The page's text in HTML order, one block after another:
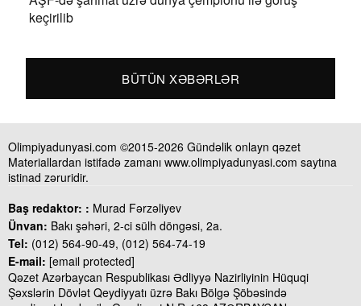
keçirilib
BÜTÜN XƏBƏRLƏR
Olimpiyadunyasi.com ©2015-2026 Gündəlik onlayn qəzet
Materiallardan istifadə zamanı www.olimpiyadunyasi.com saytına
istinad zəruridir.
Baş redaktor: : Murad Fərzəliyev
Ünvan: Bakı şəhəri, 2-ci sülh döngəsi, 2a.
Tel: (012) 564-90-49, (012) 564-74-19
E-mail: [email protected]
Qəzet Azərbaycan Respublikası Ədliyyə Nazirliyinin Hüquqi
Şəxslərin Dövlət Qeydiyyatı üzrə Bakı Bölgə Şöbəsində